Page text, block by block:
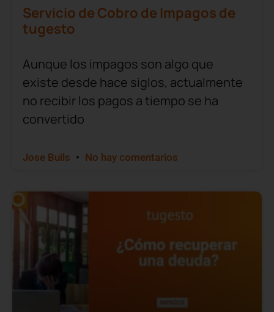
Servicio de Cobro de Impagos de
tugesto
Aunque los impagos son algo que
existe desde hace siglos, actualmente
no recibir los pagos a tiempo se ha
convertido
Jose Buils No hay comentarios